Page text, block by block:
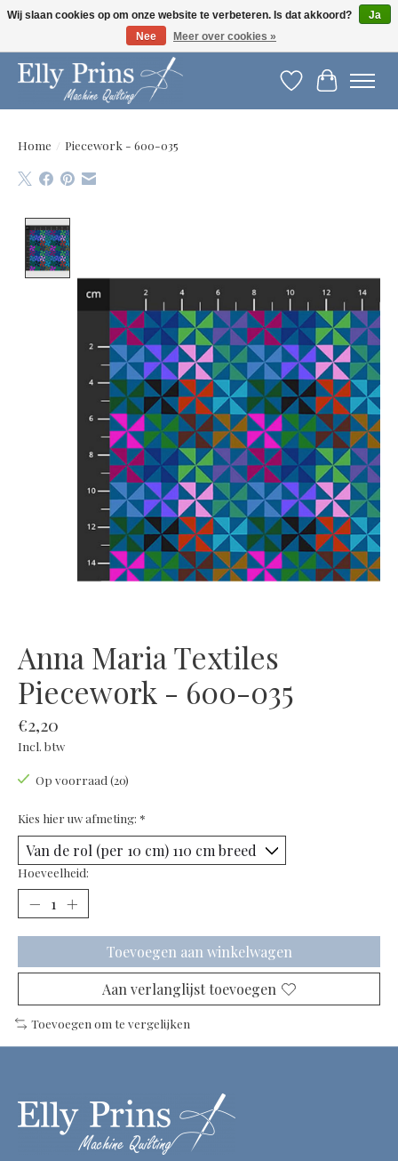
Let op: gewijzigde openingstijden!
Verlanglijst
Home / Piecework - 600-035
Anna Maria Textiles
Piecework - 600-035
€2,20
Incl. btw
Op voorraad (20)
Kies hier uw afmeting: *
Hoeveelheid:
Toevoegen aan winkelwagen
Aan verlanglijst toevoegen
Toevoegen om te vergelijken
Wij slaan cookies op om onze website te verbeteren. Is dat akkoord?
Ja
Nee
Meer over cookies »